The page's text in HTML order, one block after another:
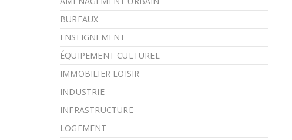
BUREAUX
ENSEIGNEMENT
ÉQUIPEMENT CULTUREL
IMMOBILIER LOISIR
INDUSTRIE
INFRASTRUCTURE
LOGEMENT